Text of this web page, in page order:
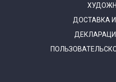
ДОСТАВКА